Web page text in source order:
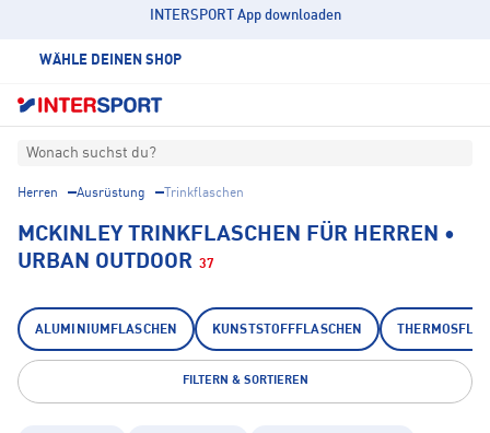
INTERSPORT App downloaden
WÄHLE DEINEN SHOP
Wonach suchst du?
Herren Ausrüstung Trinkflaschen
MCKINLEY TRINKFLASCHEN FÜR HERREN •
URBAN OUTDOOR 37
ALUMINIUMFLASCHEN KUNSTSTOFFFLASCHEN
FILTERN & SORTIEREN